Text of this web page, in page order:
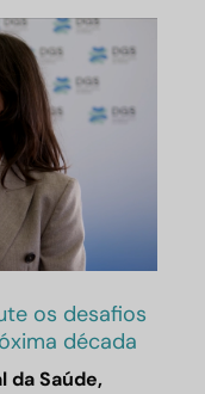
os desafios
década
da Saúde,